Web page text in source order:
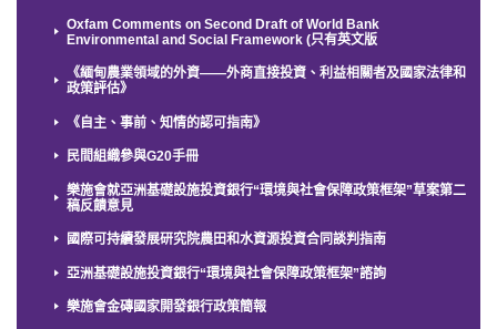
Oxfam Comments on Second Draft of World Bank
Environmental and Social Framework (只有英文版
《緬甸農業領域的外資——外商直接投資、利益相關者及國家法律和
政策評估》
《自主、事前、知情的認可指南》
民間組織參與G20手冊
樂施會就亞洲基礎設施投資銀行“環境與社會保障政策框架”草案第二
稿反饋意見
國際可持續發展研究院農田和水資源投資合同談判指南
亞洲基礎設施投資銀行“環境與社會保障政策框架”諮詢
樂施會金磚國家開發銀行政策簡報